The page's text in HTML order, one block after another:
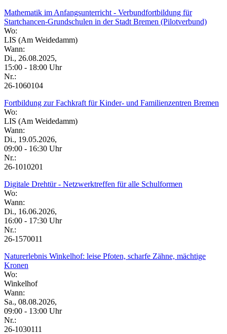
Mathematik im Anfangsunterricht - Verbundfortbildung für
Startchancen-Grundschulen in der Stadt Bremen (Pilotverbund)
Wo:
LIS (Am Weidedamm)
Wann:
Di., 26.08.2025,
15:00 - 18:00 Uhr
Nr.:
26-1060104
Fortbildung zur Fachkraft für Kinder- und Familienzentren Bremen
Wo:
LIS (Am Weidedamm)
Wann:
Di., 19.05.2026,
09:00 - 16:30 Uhr
Nr.:
26-1010201
Digitale Drehtür - Netzwerktreffen für alle Schulformen
Wo:
Wann:
Di., 16.06.2026,
16:00 - 17:30 Uhr
Nr.:
26-1570011
Naturerlebnis Winkelhof: leise Pfoten, scharfe Zähne, mächtige
Kronen
Wo:
Winkelhof
Wann:
Sa., 08.08.2026,
09:00 - 13:00 Uhr
Nr.:
26-1030111